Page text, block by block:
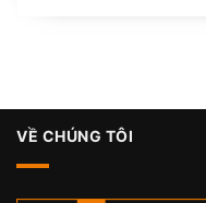
VỀ CHÚNG TÔI